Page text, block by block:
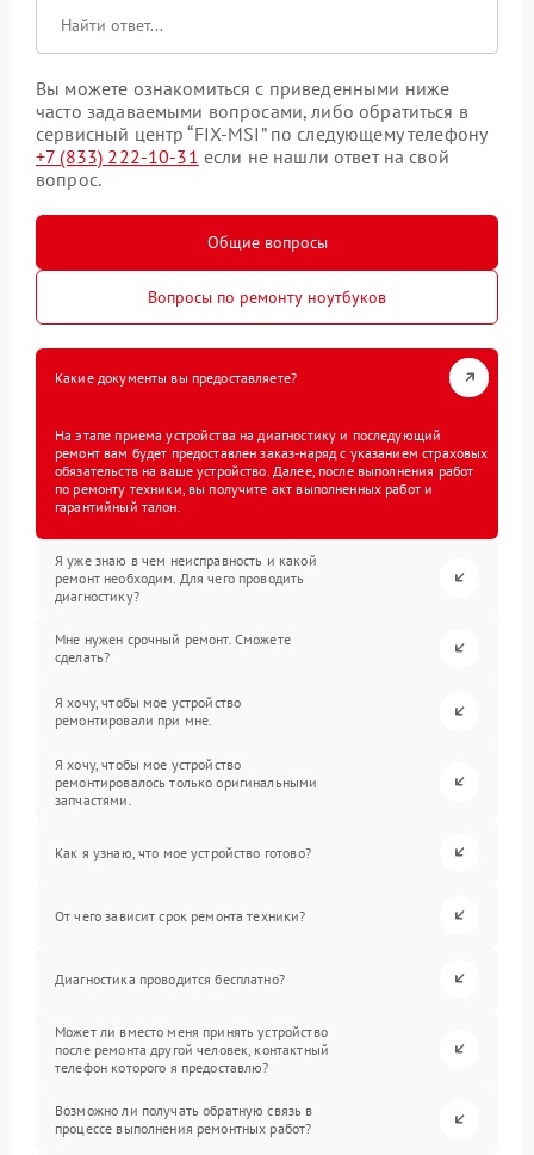
Вы можете ознакомиться с приведенными ниже
часто задаваемыми вопросами, либо обратиться в
сервисный центр “FIX-MSI” по следующему телефону
+7 (833) 222-10-31 если не нашли ответ на свой
вопрос.
Общие вопросы
Вопросы по ремонту ноутбуков
Какие документы вы предоставляете?
На этапе приема устройства на диагностику и последующий
ремонт вам будет предоставлен заказ-наряд с указанием страховых
обязательств на ваше устройство. Далее, после выполнения работ
по ремонту техники, вы получите акт выполненных работ и
гарантийный талон.
Я уже знаю в чем неисправность и какой
ремонт необходим. Для чего проводить
диагностику?
Мне нужен срочный ремонт. Сможете
сделать?
Я хочу, чтобы мое устройство
ремонтировали при мне.
Я хочу, чтобы мое устройство
ремонтировалось только оригинальными
запчастями.
Как я узнаю, что мое устройство готово?
От чего зависит срок ремонта техники?
Диагностика проводится бесплатно?
Может ли вместо меня принять устройство
после ремонта другой человек, контактный
телефон которого я предоставлю?
Возможно ли получать обратную связь в
процессе выполнения ремонтных работ?